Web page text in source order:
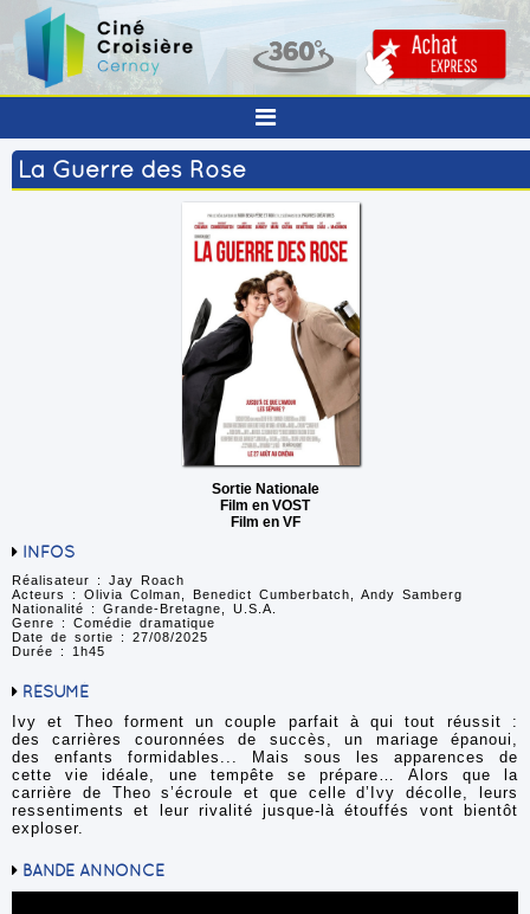
La Guerre des Rose
Sortie Nationale
Film en VOST
Film en VF
INFOS
Réalisateur : Jay Roach
Acteurs : Olivia Colman, Benedict Cumberbatch, Andy Samberg
Nationalité : Grande-Bretagne, U.S.A.
Genre : Comédie dramatique
Date de sortie : 27/08/2025
Durée : 1h45
RÉSUMÉ
Ivy et Theo forment un couple parfait à qui tout réussit :
des carrières couronnées de succès, un mariage épanoui,
des enfants formidables... Mais sous les apparences de
cette vie idéale, une tempête se prépare… Alors que la
carrière de Theo s’écroule et que celle d’Ivy décolle, leurs
ressentiments et leur rivalité jusque-là étouffés vont bientôt
exploser.
BANDE ANNONCE